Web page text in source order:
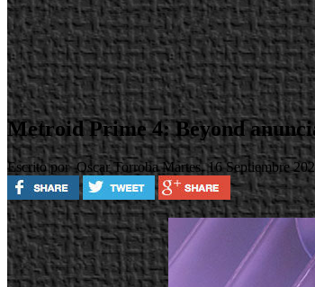
Metroid Prime 4: Beyond
Escrito por Oscar TorrobaMartes, 16 Septiembre